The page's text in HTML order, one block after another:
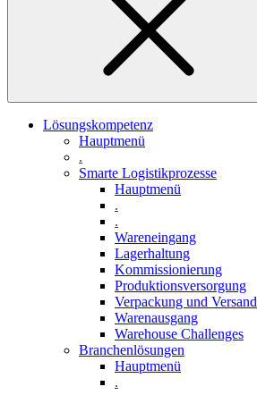
Lösungskompetenz
Hauptmenü
.
Smarte Logistikprozesse
Hauptmenü
.
.
Wareneingang
Lagerhaltung
Kommissionierung
Produktionsversorgung
Verpackung und Versand
Warenausgang
Warehouse Challenges
Branchenlösungen
Hauptmenü
.